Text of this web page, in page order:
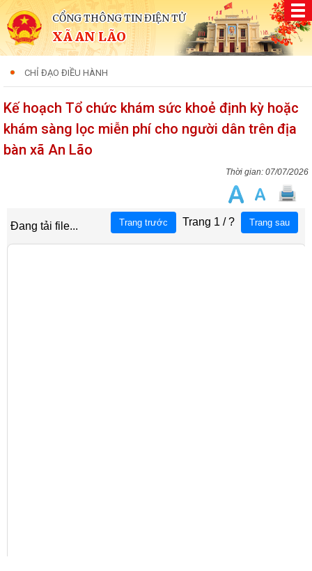
CỔNG THÔNG TIN ĐIỆN TỬ
XÃ AN LÃO
CHỈ ĐẠO ĐIỀU HÀNH
Kế hoạch Tổ chức khám sức khoẻ định kỳ hoặc
khám sàng lọc miễn phí cho người dân trên địa
bàn xã An Lão
07/07/2026